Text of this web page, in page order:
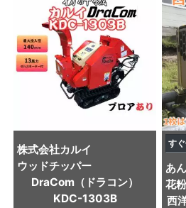
株式会社カルイ
ウッドチッパー
DraCom（ドラコン）
KDC-1303B
す
あ
花
西